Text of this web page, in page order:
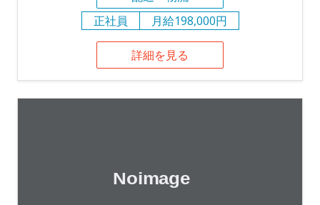
正社員
月給198,000円
詳細を見る